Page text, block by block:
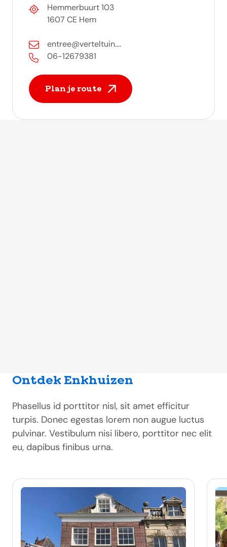
Hemmerbuurt 103
1607 CE Hem
entree@verteltuin....
06-12679381
Plan je route
Ontdek Enkhuizen
Phasellus id porttitor nisl, sit amet efficitur
turpis. Donec egestas lorem non augue luctus
pulvinar. Vestibulum nisi libero, porttitor nec elit
eu, dapibus finibus urna.